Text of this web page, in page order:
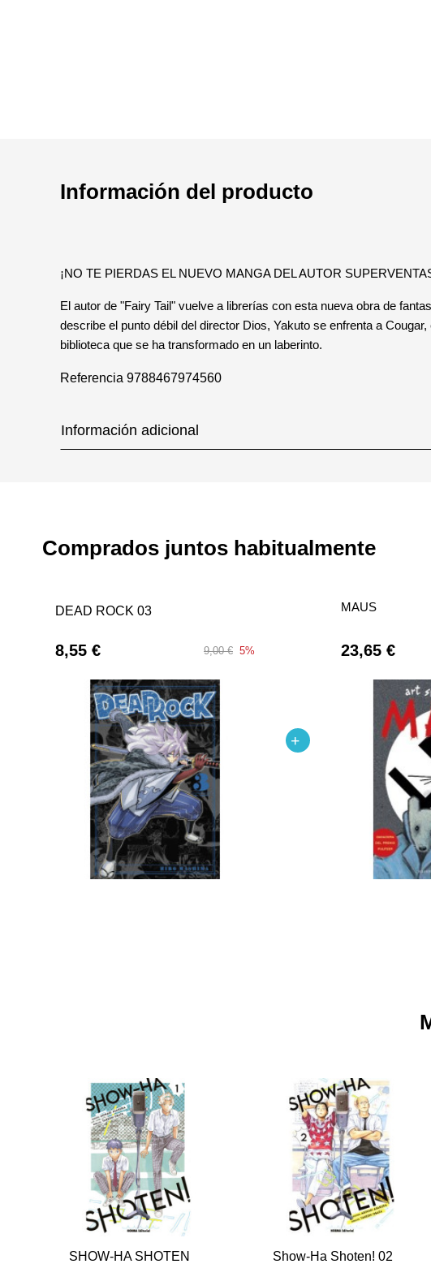
Información del producto
¡NO TE PIERDAS EL NUEVO MANGA DEL AUTOR
El autor de "Fairy Tail" vuelve a librerías con esta nueva obra de
describe el punto débil del director Dios, Yakuto se enfrenta a
biblioteca que se ha transformado en un laberinto.
Referencia 9788467974560
Información adicional
Comprados juntos habitualmente
DEAD ROCK 03
8,55 € 9,00 € 5%
MAUS
23,65 €
SHOW-HA SHOTEN
Show-Ha Shoten! 02